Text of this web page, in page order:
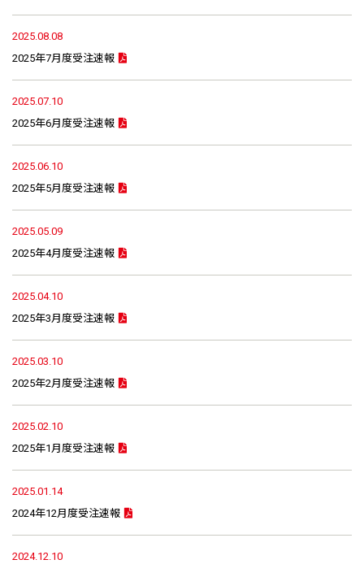
2025.08.08
2025年7月度受注速報
2025.07.10
2025年6月度受注速報
2025.06.10
2025年5月度受注速報
2025.05.09
2025年4月度受注速報
2025.04.10
2025年3月度受注速報
2025.03.10
2025年2月度受注速報
2025.02.10
2025年1月度受注速報
2025.01.14
2024年12月度受注速報
2024.12.10